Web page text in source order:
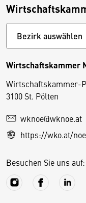
Wirtschaftskammer
Wirtschaftskammer-
3100 St. Pölten
wknoe@wknoe.at
https://wko.at/noe
Besuchen Sie uns auf:
D
e
s
S
e